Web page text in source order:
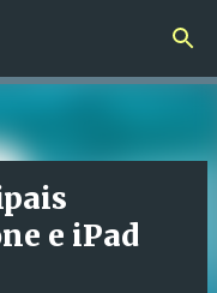
principal
e iPad